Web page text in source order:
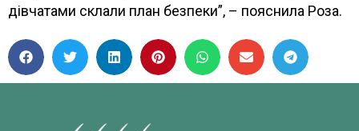
дівчатами склали план безпеки”, – пояснила Роза.